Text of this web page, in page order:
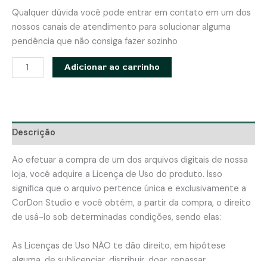
Qualquer dúvida você pode entrar em contato em um dos
nossos canais de atendimento para solucionar alguma
pendência que não consiga fazer sozinho
Molde
Ponteira
-
Apostila
modelagem
em
PDF
quantidade
Adicionar ao carrinho
Descrição
Ao efetuar a compra de um dos arquivos digitais de nossa
loja, você adquire a Licença de Uso do produto. Isso
significa que o arquivo pertence única e exclusivamente a
CorDon Studio e você obtém, a partir da compra, o direito
de usá-lo sob determinadas condições, sendo elas:
As Licenças de Uso NÃO te dão direito, em hipótese